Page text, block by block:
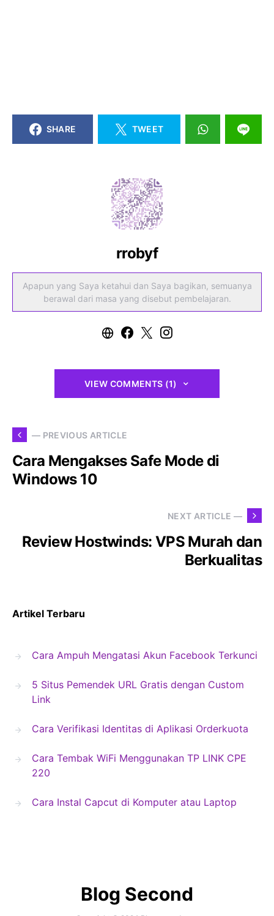
SHARE TWEET
rrobyf
Apapun yang Saya ketahui dan Saya bagikan, semuanya
berawal dari masa yang disebut pembelajaran.
VIEW COMMENTS (1)
— PREVIOUS ARTICLE
Cara Mengakses Safe Mode di
Windows 10
NEXT ARTICLE —
Review Hostwinds: VPS Murah dan
Berkualitas
Artikel Terbaru
Cara Ampuh Mengatasi Akun Facebook Terkunci
5 Situs Pemendek URL Gratis dengan Custom
Link
Cara Verifikasi Identitas di Aplikasi Orderkuota
Cara Tembak WiFi Menggunakan TP LINK CPE
220
Cara Instal Capcut di Komputer atau Laptop
Blog Second